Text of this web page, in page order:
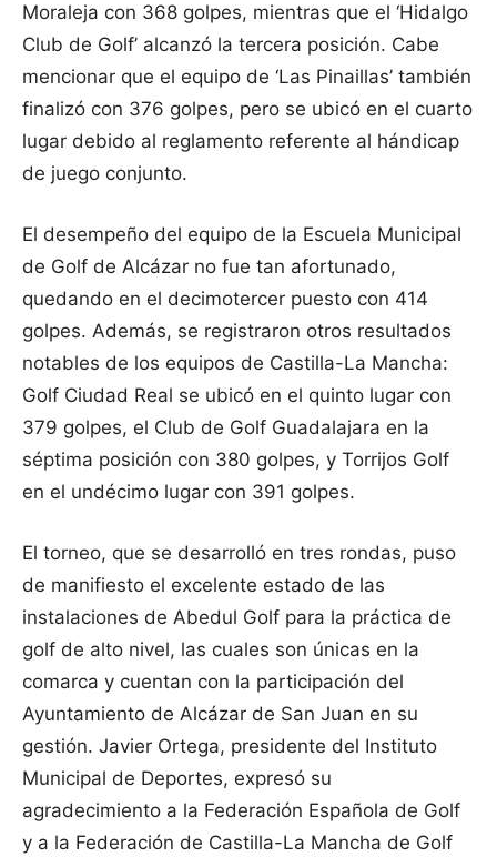
Moraleja con 368 golpes, mientras que el ‘Hidalgo
Club de Golf’ alcanzó la tercera posición. Cabe
mencionar que el equipo de ‘Las Pinaillas’ también
finalizó con 376 golpes, pero se ubicó en el cuarto
lugar debido al reglamento referente al hándicap
de juego conjunto.
El desempeño del equipo de la Escuela Municipal
de Golf de Alcázar no fue tan afortunado,
quedando en el decimotercer puesto con 414
golpes. Además, se registraron otros resultados
notables de los equipos de Castilla-La Mancha:
Golf Ciudad Real se ubicó en el quinto lugar con
379 golpes, el Club de Golf Guadalajara en la
séptima posición con 380 golpes, y Torrijos Golf
en el undécimo lugar con 391 golpes.
El torneo, que se desarrolló en tres rondas, puso
de manifiesto el excelente estado de las
instalaciones de Abedul Golf para la práctica de
golf de alto nivel, las cuales son únicas en la
comarca y cuentan con la participación del
Ayuntamiento de Alcázar de San Juan en su
gestión. Javier Ortega, presidente del Instituto
Municipal de Deportes, expresó su
agradecimiento a la Federación Española de Golf
y a la Federación de Castilla-La Mancha de Golf